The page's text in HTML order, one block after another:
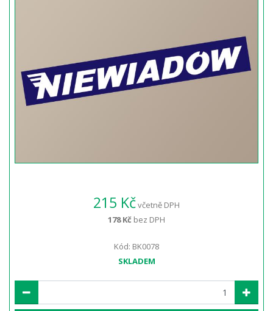
215 Kčvčetně DPH
178 Kč bez DPH
Kód: BK0078
SKLADEM